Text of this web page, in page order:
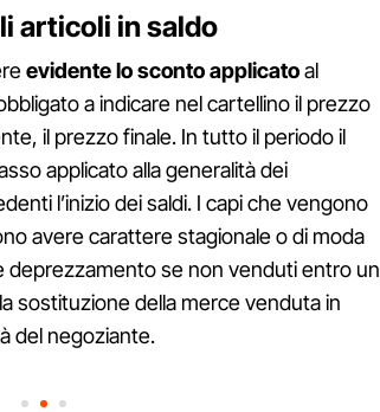
articoli in saldo
evidente lo sconto applicatoal
a indicare nel cartellino il prezzo
il prezzo finale. In tutto il periodo il
applicato alla generalità dei
l’inizio dei saldi. I capi che vengono
avere carattere stagionale o di moda
deprezzamento se non venduti entro un
sostituzione della merce venduta in
del negoziante.